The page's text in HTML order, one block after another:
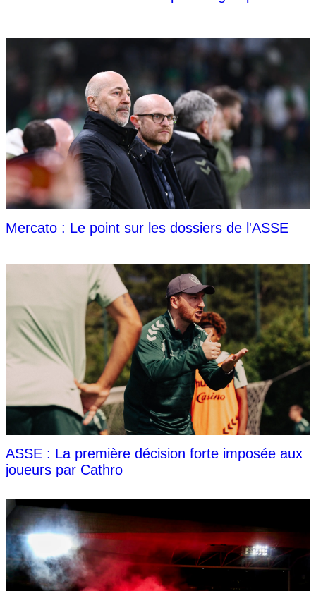
Mercato : Le point sur les dossiers de l'ASSE
ASSE : La première décision forte imposée aux
joueurs par Cathro